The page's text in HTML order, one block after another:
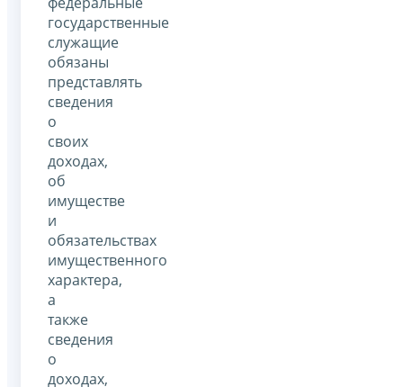
государственные
служащие
обязаны
представлять
сведения
о
своих
доходах,
об
имуществе
и
обязательствах
имущественного
характера,
а
также
сведения
о
доходах,